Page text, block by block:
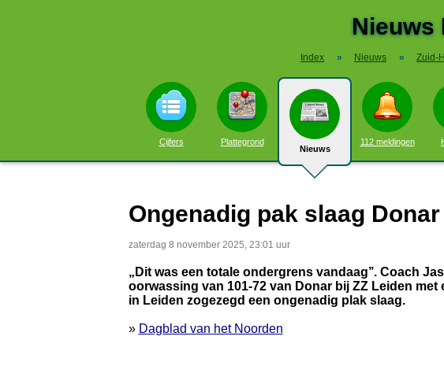
Nieuws
Index » Nieuws » Zuid-
Cijfers Plattegrond
Nieuws
112 meldingen
Ongenadig pak slaag
zaterdag 8 november 2025, 23:01 uur
„Dit was een totale ondergrens vandaag’’. Coach
oorwassing van 101-72 van Donar bij ZZ Leiden
in Leiden zogezegd een ongenadig plak slaag.
» Dagblad van het Noorden